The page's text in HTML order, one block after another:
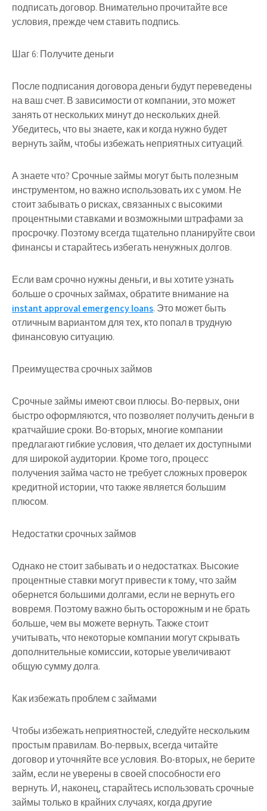
подписать договор. Внимательно прочитайте все
условия, прежде чем ставить подпись.
Шаг 6: Получите деньги
После подписания договора деньги будут переведены
на ваш счет. В зависимости от компании, это может
занять от нескольких минут до нескольких дней.
Убедитесь, что вы знаете, как и когда нужно будет
вернуть займ, чтобы избежать неприятных ситуаций.
А знаете что? Срочные займы могут быть полезным
инструментом, но важно использовать их с умом. Не
стоит забывать о рисках, связанных с высокими
процентными ставками и возможными штрафами за
просрочку. Поэтому всегда тщательно планируйте свои
финансы и старайтесь избегать ненужных долгов.
Если вам срочно нужны деньги, и вы хотите узнать
больше о срочных займах, обратите внимание на
instant approval emergency loans. Это может быть
отличным вариантом для тех, кто попал в трудную
финансовую ситуацию.
Преимущества срочных займов
Срочные займы имеют свои плюсы. Во-первых, они
быстро оформляются, что позволяет получить деньги в
кратчайшие сроки. Во-вторых, многие компании
предлагают гибкие условия, что делает их доступными
для широкой аудитории. Кроме того, процесс
получения займа часто не требует сложных проверок
кредитной истории, что также является большим
плюсом.
Недостатки срочных займов
Однако не стоит забывать и о недостатках. Высокие
процентные ставки могут привести к тому, что займ
обернется большими долгами, если не вернуть его
вовремя. Поэтому важно быть осторожным и не брать
больше, чем вы можете вернуть. Также стоит
учитывать, что некоторые компании могут скрывать
дополнительные комиссии, которые увеличивают
общую сумму долга.
Как избежать проблем с займами
Чтобы избежать неприятностей, следуйте нескольким
простым правилам. Во-первых, всегда читайте
договор и уточняйте все условия. Во-вторых, не берите
займ, если не уверены в своей способности его
вернуть. И, наконец, старайтесь использовать срочные
займы только в крайних случаях, когда другие